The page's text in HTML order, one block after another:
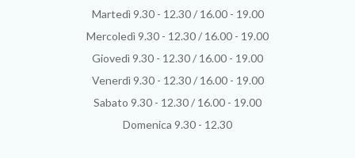
Martedì 9.30 - 12.30 / 16.00 - 19.00
Mercoledì 9.30 - 12.30 / 16.00 - 19.00
Giovedì 9.30 - 12.30 / 16.00 - 19.00
Venerdì 9.30 - 12.30 / 16.00 - 19.00
Sabato 9.30 - 12.30 / 16.00 - 19.00
Domenica 9.30 - 12.30